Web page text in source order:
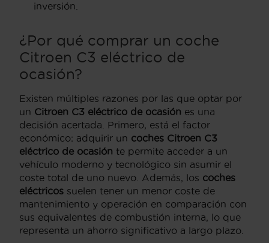
inversión.
¿Por qué comprar un coche
Citroen C3 eléctrico de
ocasión?
Existen múltiples razones por las que optar por
un Citroen C3 eléctrico de ocasión es una
decisión acertada. Primero, está el factor
económico: adquirir un coches Citroen C3
eléctrico de ocasión te permite acceder a un
vehículo moderno y tecnológico sin asumir el
coste total de uno nuevo. Además, los coches
eléctricos suelen tener un menor coste de
mantenimiento y operación en comparación con
sus equivalentes de combustión interna, lo que
representa un ahorro significativo a largo plazo.